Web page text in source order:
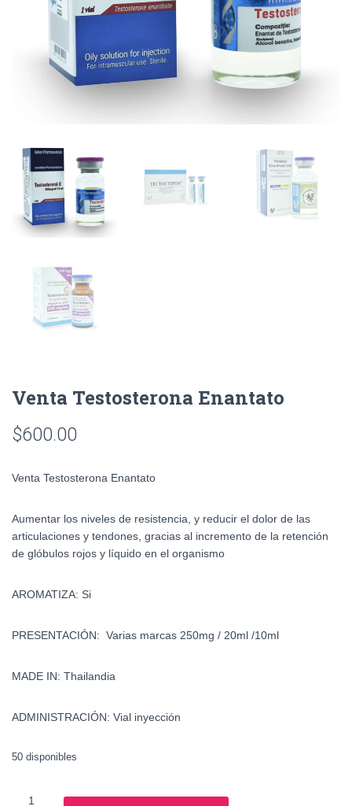
Venta Testosterona Enantato
$600.00
Venta Testosterona Enantato
Aumentar los niveles de resistencia, y reducir el dolor de las
articulaciones y tendones, gracias al incremento de la retención
de glóbulos rojos y líquido en el organismo
AROMATIZA: Si
PRESENTACIÓN: Varias marcas 250mg / 20ml /10ml
MADE IN: Thailandia
ADMINISTRACIÓN: Vial inyección
50 disponibles
Venta